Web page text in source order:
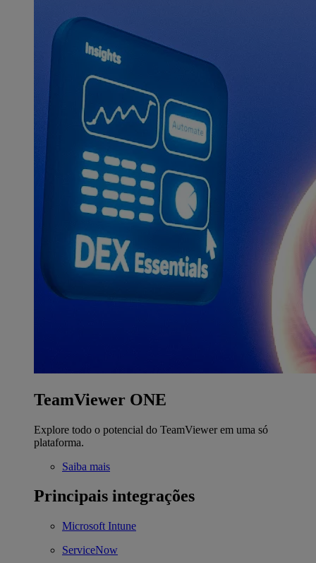
TeamViewer ONE
Explore todo o potencial do TeamViewer em uma só
plataforma.
Saiba mais
Principais integrações
Microsoft Intune
ServiceNow